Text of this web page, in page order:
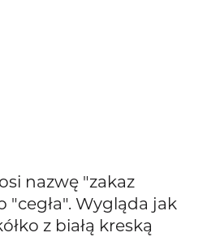
nazwę "zakaz
"cegła". Wygląda jak
z białą kreską